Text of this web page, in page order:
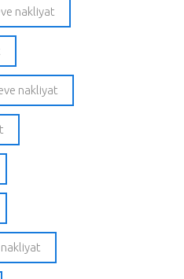
nakliyat
nakliyat